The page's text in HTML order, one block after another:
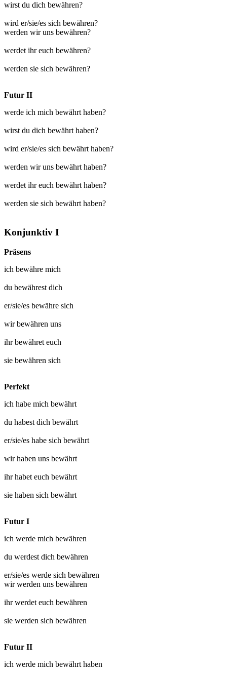
wirst du dich bewähren?
wird er/sie/es sich bewähren?
werden wir uns bewähren?
werdet ihr euch bewähren?
werden sie sich bewähren?
Futur II
werde ich mich bewährt haben?
wirst du dich bewährt haben?
wird er/sie/es sich bewährt haben?
werden wir uns bewährt haben?
werdet ihr euch bewährt haben?
werden sie sich bewährt haben?
Konjunktiv I
Präsens
ich bewähre mich
du bewährest dich
er/sie/es bewähre sich
wirbewähren uns
ihrbewähret euch
sie bewähren sich
Perfekt
ich habe mich bewährt
du habest dich bewährt
er/sie/es habe sich bewährt
wir haben uns bewährt
ihr habet euch bewährt
sie haben sich bewährt
Futur I
ich werde mich bewähren
du werdest dich bewähren
er/sie/es werde sich bewähren
wir werden uns bewähren
ihr werdet euch bewähren
sie werden sich bewähren
Futur II
ich werde mich bewährt haben